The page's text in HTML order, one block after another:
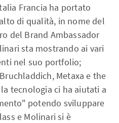
Francia ha portato
di qualità, in nome del
del Brand Ambassador
sta mostrando ai vari
nel suo portfolio;
Metaxa e the
tecnologia ci ha aiutati a
potendo sviluppare
e Molinari si è